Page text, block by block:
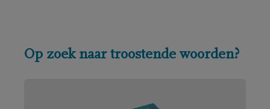
Op zoek naar troostende woorden?